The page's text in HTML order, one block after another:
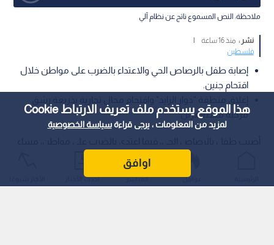
هذا الموقع يستخدم ملف تعريف الارتباط Cookie
لمزيد من المعلومات ، يرجى قراءةسياسة الخصوصية
اوافق
ملاحظة: النص المسموع ناتج عن نظام آلي
نشر : منذ 16 ساعة
|
فلسطين
إصابة طفل بالرصاص الحي والاعتداء بالضرب على مواطن خلال
اقتحام جنين.
مركبة مستعمرين.
عواجل المباشر أحدث الأخبار